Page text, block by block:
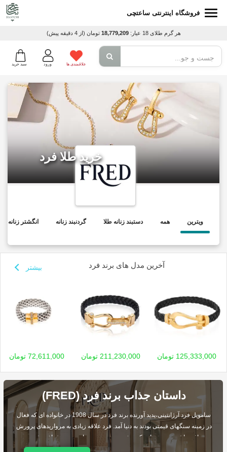
فروشگاه اینترنتی ساعتچی
هر گرم طلای 18 عیار: 18,779,209 تومان (از 4 دقیقه پیش)
سبد خرید ورود علاقمندی ها
خرید طلا فرد
ویترین همه دستبند زنانه طلا گردنبند زنانه انگشتر زنانه
آخرین مدل های برند فرد بیشتر
125,333,000 تومان 211,230,000 تومان 72,611,000 تومان
داستان جذاب برند فرد (FRED)
سامویل فرد آرژانتینی،پدید آورنده برند فرد در سال 1908 در خانواده ای که فعال
در زمینه سنگهای قیمتی بودند به دنیا آمد. فرد علاقه زیادی به مرواریدهای پرورش
یافته داشت و به عنوان یک متخصص برجسته در این زمینه شناخته شد ...